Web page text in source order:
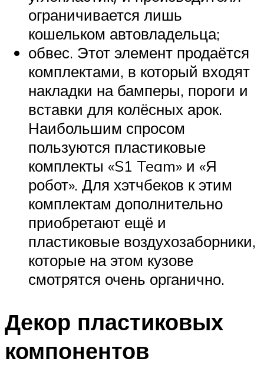
ограничивается лишь
кошельком автовладельца;
обвес. Этот элемент продаётся
комплектами, в который входят
накладки на бамперы, пороги и
вставки для колёсных арок.
Наибольшим спросом
пользуются пластиковые
комплекты «S1 Team» и «Я
робот». Для хэтчбеков к этим
комплектам дополнительно
приобретают ещё и
пластиковые воздухозаборники,
которые на этом кузове
смотрятся очень органично.
Декор пластиковых
компонентов